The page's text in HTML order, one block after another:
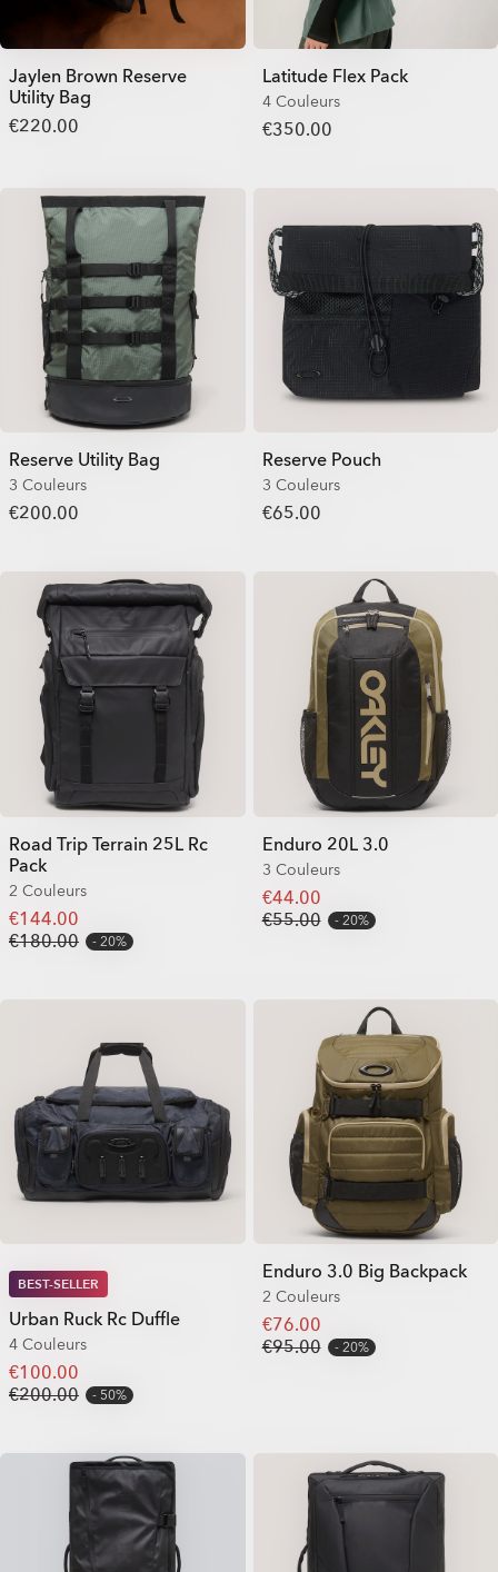
Jaylen Brown Reserve
Utility Bag
€220.00
Latitude Flex Pack
4 Couleurs
€350.00
Reserve Utility Bag
3 Couleurs
€200.00
Reserve Pouch
3 Couleurs
€65.00
Road Trip Terrain 25L Rc
Pack
2 Couleurs
€144.00
€180.00
20%
Enduro 20L 3.0
3 Couleurs
€44.00
€55.00
20%
BEST-SELLER
Urban Ruck Rc Duffle
4 Couleurs
€100.00
€200.00
50%
Enduro 3.0 Big Backpack
2 Couleurs
€76.00
€95.00
20%